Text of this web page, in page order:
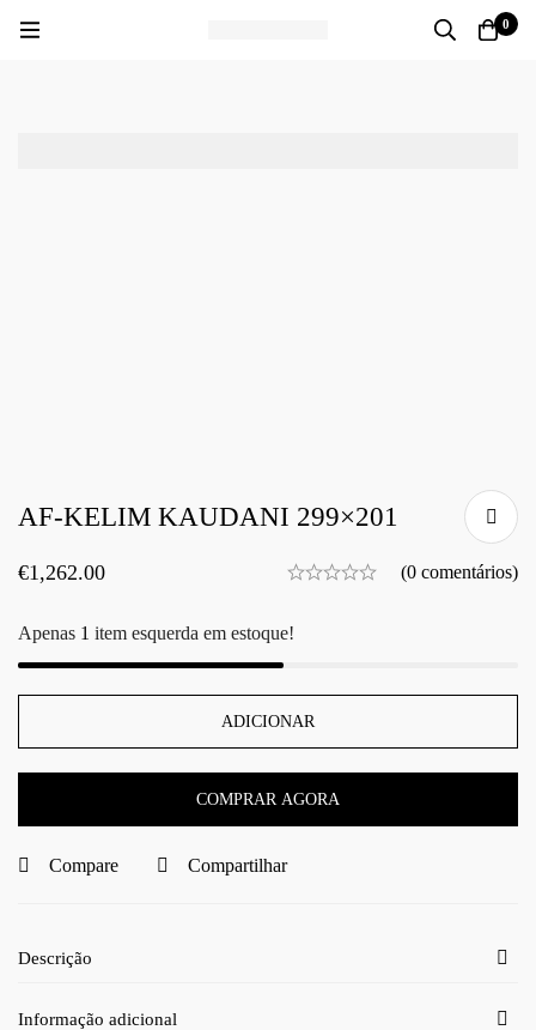
0
AF-KELIM KAUDANI 299×201
€1,262.00 (0 comentários)
Apenas 1 item esquerda em estoque!
ADICIONAR
COMPRAR AGORA
Compare Compartilhar
Descrição
Informação adicional